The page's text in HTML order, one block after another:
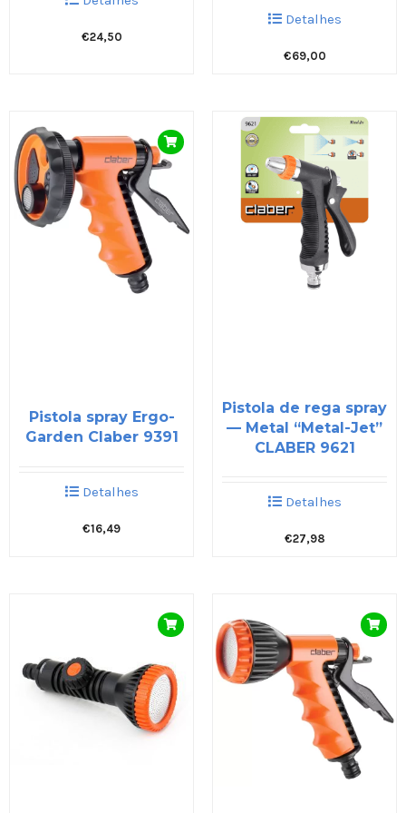
€24,50
Detalhes
€69,00
Pistola spray Ergo-
Garden Claber 9391
Detalhes
€16,49
Pistola de rega spray
— Metal “Metal-Jet”
CLABER 9621
Detalhes
€27,98